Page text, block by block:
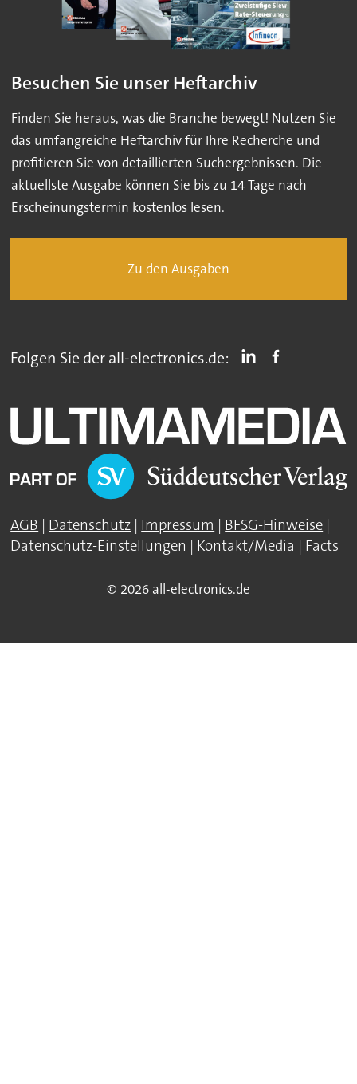
Besuchen Sie unser Heftarchiv
Finden Sie heraus, was die Branche bewegt! Nutzen Sie
das umfangreiche Heftarchiv für Ihre Recherche und
profitieren Sie von detaillierten Suchergebnissen. Die
aktuellste Ausgabe können Sie bis zu 14 Tage nach
Erscheinungstermin kostenlos lesen.
Zu den Ausgaben
Folgen Sie der all-electronics.de:
AGB | Datenschutz | Impressum | BFSG-Hinweise |
Datenschutz-Einstellungen | Kontakt/Media | Facts
© 2026 all-electronics.de